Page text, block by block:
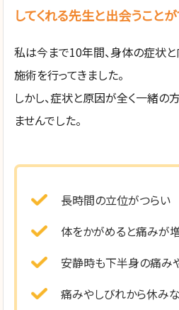
してくれる先生と出会うこと
私は今まで10年間、身体の症状
施術を行ってきました。
しかし、症状と原因が全く一緒の
ませんでした。
長時間の立位がつらい
体をかがめると痛みが
安静時も下半身の痛み
痛みやしびれから休み